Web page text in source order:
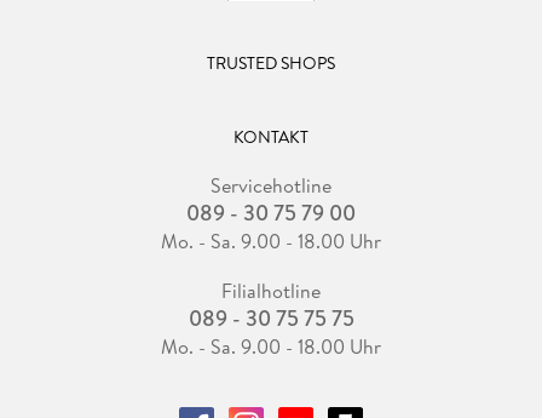
TRUSTED SHOPS
KONTAKT
Servicehotline
089 - 30 75 79 00
Mo. - Sa. 9.00 - 18.00 Uhr
Filialhotline
089 - 30 75 75 75
Mo. - Sa. 9.00 - 18.00 Uhr